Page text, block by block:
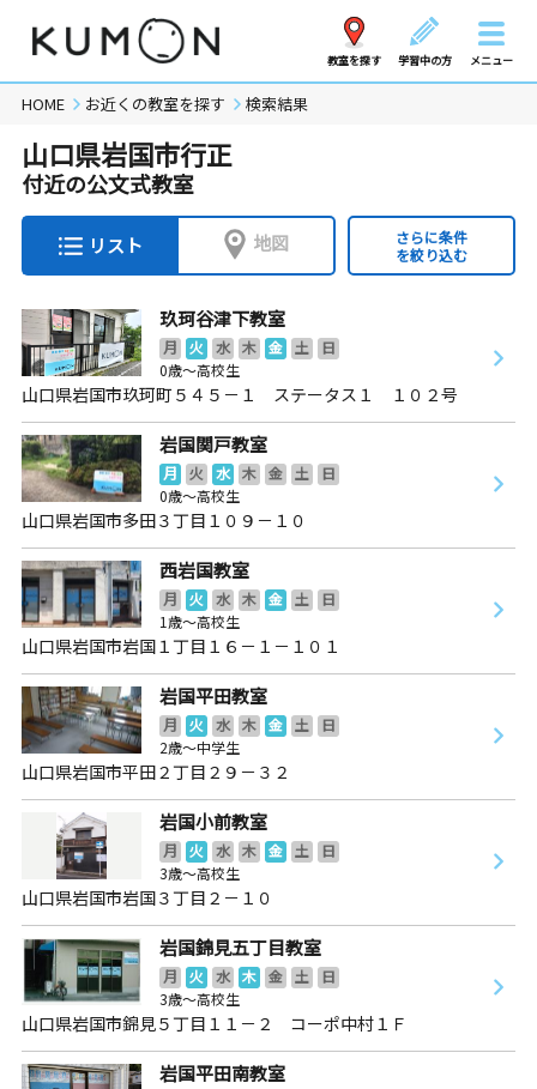
教室を探す 学習中の方 メニュー
HOME お近くの教室を探す 検索結果
山口県岩国市行正
付近の公文式教室
リスト 地図
さらに条件
を絞り込む
玖珂谷津下教室
月 火 水 木 金 土
日
0歳～高校生
山口県岩国市玖珂町５４５－１ ステータス１ １０２号
岩国関戸教室
月 火 水 木 金 土
日
0歳～高校生
山口県岩国市多田３丁目１０９－１０
西岩国教室
月 火 水 木 金 土
日
1歳～高校生
山口県岩国市岩国１丁目１６－１－１０１
岩国平田教室
月 火 水 木 金 土
日
2歳～中学生
山口県岩国市平田２丁目２９－３２
岩国小前教室
月 火 水 木 金 土
日
3歳～高校生
山口県岩国市岩国３丁目２－１０
岩国錦見五丁目教室
月 火 水 木 金 土
日
3歳～高校生
山口県岩国市錦見５丁目１１－２ コーポ中村１Ｆ
岩国平田南教室